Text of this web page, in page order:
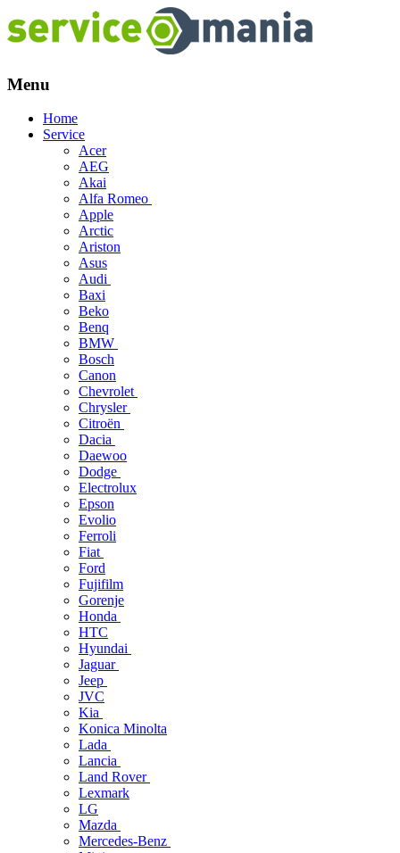
Menu
Skip
Home
Service
Acer
AEG
Akai
Alfa Romeo
Apple
Arctic
Ariston
Asus
Audi
Baxi
Beko
Benq
BMW
Bosch
Canon
Chevrolet
Chrysler
Citroën
Dacia
Daewoo
Dodge
Electrolux
Epson
Evolio
Ferroli
Fiat
Ford
Fujifilm
Gorenje
Honda
HTC
Hyundai
Jaguar
Jeep
JVC
Kia
Konica Minolta
Lada
Lancia
Land Rover
Lexmark
LG
Mazda
Mercedes-Benz